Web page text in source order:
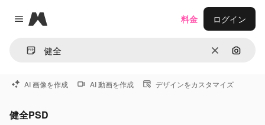
Close menu
Magnific
消去 画像で
料金 ログイン
AI 画像を作成 AI 動画を作成 デザインをカスタマイズ
健全PSD